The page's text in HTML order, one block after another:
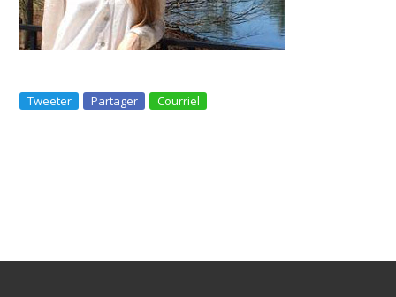
Tweeter Partager Courriel